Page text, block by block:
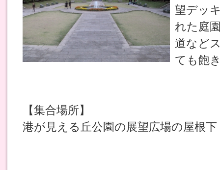
望デッ
れた庭
道など
ても飽
【集合場所】
港が見える丘公園の展望広場の屋根下